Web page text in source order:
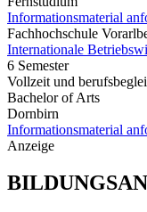
Informationsmaterial
Fachhochschule
Internationale
6 Semester
Vollzeit und
Bachelor of Arts
Dornbirn
Informationsmaterial
Anzeige